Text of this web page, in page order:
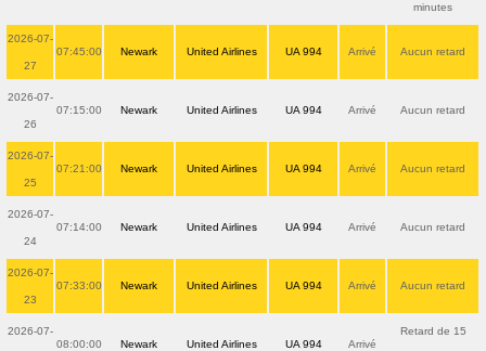
minutes
2026-07-
27
07:45:00 Newark United Airlines UA 994 Arrivé Aucun retard
2026-07-
26
07:15:00 Newark United Airlines UA 994 Arrivé Aucun retard
2026-07-
25
07:21:00 Newark United Airlines UA 994 Arrivé Aucun retard
2026-07-
24
07:14:00 Newark United Airlines UA 994 Arrivé Aucun retard
2026-07-
23
07:33:00 Newark United Airlines UA 994 Arrivé Aucun retard
2026-07-
08:00:00 Newark United Airlines UA 994 Arrivé
Retard de 15